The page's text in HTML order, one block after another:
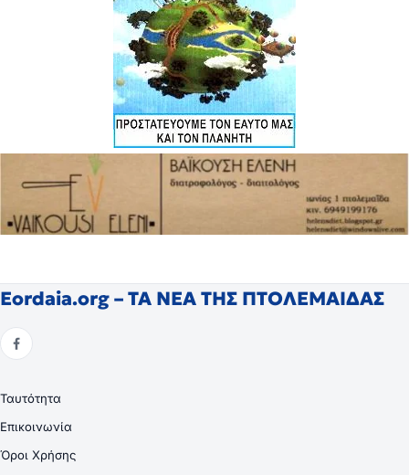
Eordaia.org – ΤΑ ΝΕΑ ΤΗΣ ΠΤΟΛΕΜΑΙΔΑΣ
Ταυτότητα
Επικοινωνία
Όροι Χρήσης